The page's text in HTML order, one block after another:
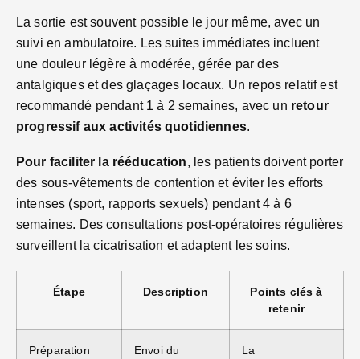
La sortie est souvent possible le jour même, avec un
suivi en ambulatoire. Les suites immédiates incluent
une douleur légère à modérée, gérée par des
antalgiques et des glaçages locaux. Un repos relatif est
recommandé pendant 1 à 2 semaines, avec un retour
progressif aux activités quotidiennes.
Pour faciliter la rééducation, les patients doivent porter
des sous-vêtements de contention et éviter les efforts
intenses (sport, rapports sexuels) pendant 4 à 6
semaines. Des consultations post-opératoires régulières
surveillent la cicatrisation et adaptent les soins.
Étape Description
Points clés à
retenir
Préparation
Envoi du
La